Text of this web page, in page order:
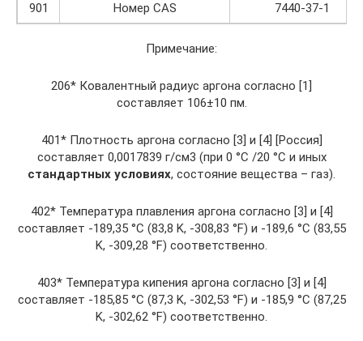
901
Номер CAS 7440-37-1
Примечание:
206* Ковалентный радиус аргона согласно [1]
составляет 106±10 пм.
401* Плотность аргона согласно [3] и [4] [Россия]
составляет 0,0017839 г/см3 (при 0 °C /20 °C и иных
стандартных условиях, состояние вещества – газ).
402* Температура плавления аргона согласно [3] и [4]
составляет -189,35 °C (83,8 K, -308,83 °F) и -189,6 °C (83,55
K, -309,28 °F) соответственно.
403* Температура кипения аргона согласно [3] и [4]
составляет -185,85 °C (87,3 K, -302,53 °F) и -185,9 °C (87,25
K, -302,62 °F) соответственно.